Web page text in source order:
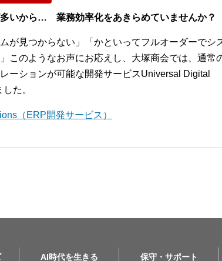
いから… 業務効率化をあきらめていませんか？
が見つからない」「かといってフルオーダーでシ
このようなお声にお応えし、大塚商会では、通常
ーションが可能な開発サービスUniversal Digital
た。
（ERP開発サービス）
AI時代を生きる 保守・サポート